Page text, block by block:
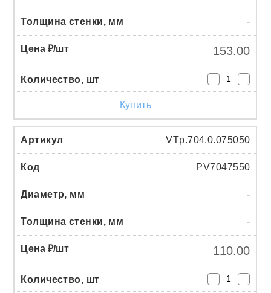
-
153.00
Купить
VTp.704.0.075050
PV7047550
-
-
110.00